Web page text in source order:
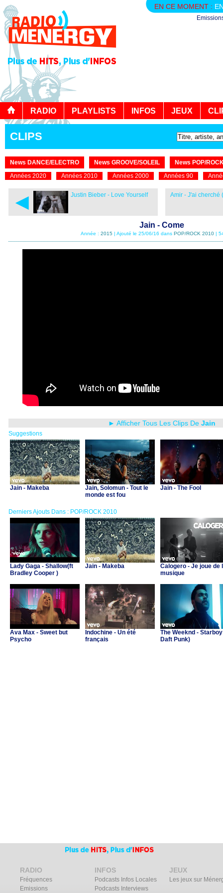
EN CE MOMENT :
RADIO PLAYLISTS INFOS JEUX
CLIPS
News DANCE/ELECTRO News GROOVE/SOLEIL
News POP/
Années 2020
Années 2010 Années 2000 Années 90
◄ Justin Bieber - Love Yourself Amir - J'ai cherché
Jain - Come
Année : 2015| Ajouté le 25/06/16 dans POP/ROCK 2010|
► Afficher Tous Les Clips De Jain
Suggestions
Jain - Makeba
Jain, Solomun - Tout le
monde est fou
Jain - The Fool
Derniers Ajouts Dans : POP/ROCK 2010
Lady Gaga - Shallow(ft
Bradley Cooper )
Jain - Makeba
Calogero - Je joue de
musique
Ava Max - Sweet but
Psycho
Indochine - Un été
français
The Weeknd -
Daft Punk)
RADIO
Fréquences
Emissions
INFOS
Podcasts Infos Locales
Podcasts Interviews
JEUX
Les jeux sur